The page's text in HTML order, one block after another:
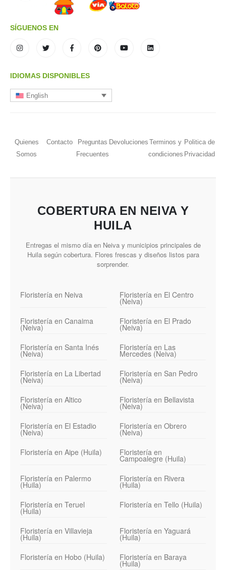
SÍGUENOS EN
IDIOMAS DISPONIBLES
English
Quienes
Somos
Contacto
Preguntas
Frecuentes
Devoluciones Terminos y
condiciones
Politica de
Privacidad
COBERTURA EN NEIVA Y
HUILA
Entregas el mismo día en Neiva y municipios principales de
Huila según cobertura. Flores frescas y diseños listos para
sorprender.
Floristería en Neiva Floristería en El Centro
(Neiva)
Floristería en Canaima
(Neiva)
Floristería en El Prado
(Neiva)
Floristería en Santa Inés
(Neiva)
Floristería en Las
Mercedes (Neiva)
Floristería en La Libertad
(Neiva)
Floristería en San Pedro
(Neiva)
Floristería en Altico
(Neiva)
Floristería en Bellavista
(Neiva)
Floristería en El Estadio
(Neiva)
Floristería en Obrero
(Neiva)
Floristería en Aipe (Huila)
Floristería en
Campoalegre (Huila)
Floristería en Palermo
(Huila)
Floristería en Rivera
(Huila)
Floristería en Teruel
(Huila)
Floristería en Tello (Huila)
Floristería en Villavieja
(Huila)
Floristería en Yaguará
(Huila)
Floristería en Hobo (Huila)
Floristería en Baraya
(Huila)